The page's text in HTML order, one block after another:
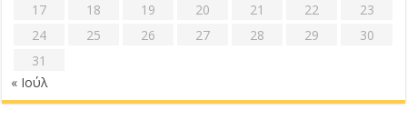
17
18 19 20 21 22
23
24
25 26 27 28 29
30
31
« Ιούλ